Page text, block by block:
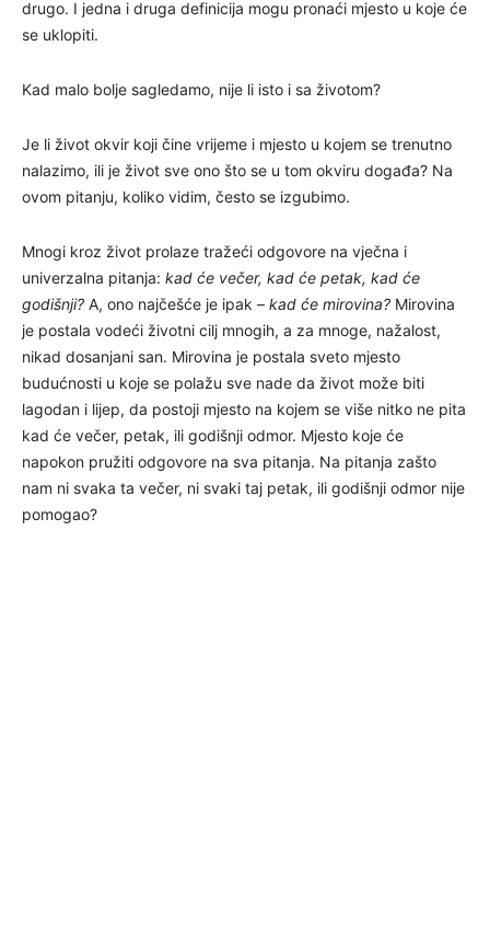
drugo. I jedna i druga definicija mogu pronaći mjesto u koje će
se uklopiti.
Kad malo bolje sagledamo, nije li isto i sa životom?
Je li život okvir koji čine vrijeme i mjesto u kojem se trenutno
nalazimo, ili je život sve ono što se u tom okviru događa? Na
ovom pitanju, koliko vidim, često se izgubimo.
Mnogi kroz život prolaze tražeći odgovore na vječna i
univerzalna pitanja: kad će večer, kad će petak, kad će
godišnji? A, ono najčešće je ipak – kad će mirovina? Mirovina
je postala vodeći životni cilj mnogih, a za mnoge, nažalost,
nikad dosanjani san. Mirovina je postala sveto mjesto
budućnosti u koje se polažu sve nade da život može biti
lagodan i lijep, da postoji mjesto na kojem se više nitko ne pita
kad će večer, petak, ili godišnji odmor. Mjesto koje će
napokon pružiti odgovore na sva pitanja. Na pitanja zašto
nam ni svaka ta večer, ni svaki taj petak, ili godišnji odmor nije
pomogao?